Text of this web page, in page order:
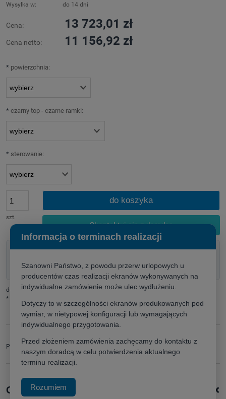
Wysyłka w:
do 14 dni
Cena: 13 723,01 zł
Cena netto: 11 156,92 zł
* powierzchnia:
* czarny top - czarne ramki:
* sterowanie:
szt.
do koszyka
Skontaktuj się z doradcą
Doradztwo techniczne przed zakupem
Szybka wycena dla firm i instytucji
dodaj do przechowalni
*
Producent:
zapytaj o produkt
poleć znajomemu
Opis produktu +
Informacja o terminach realizacji
Szanowni Państwo, z powodu przerw urlopowych u
producentów czas realizacji ekranów wykonywanych na
indywidualne zamówienie może ulec wydłużeniu.
Dotyczy to w szczególności ekranów produkowanych pod
wymiar, w nietypowej konfiguracji lub wymagających
indywidualnego przygotowania.
Przed złożeniem zamówienia zachęcamy do kontaktu z
naszym doradcą w celu potwierdzenia aktualnego
terminu realizacji.
Rozumiem